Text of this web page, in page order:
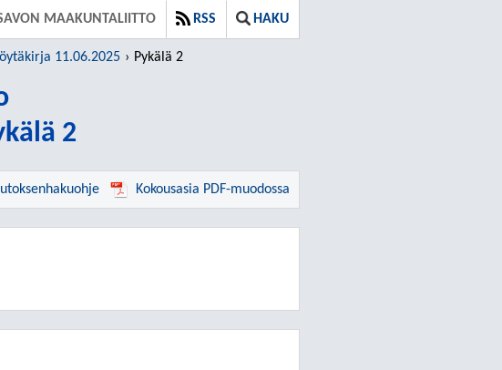
MAAKUNTALIITTO RSS HAKU
11.06.2025 Pykälä 2
2
Kokousasia PDF-muodossa